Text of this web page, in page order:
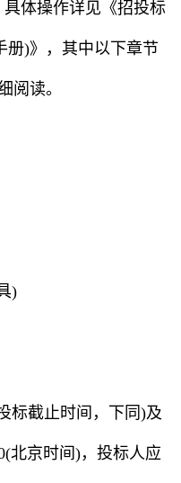
体操作详见《招投标
册)》，其中以下章节
阅读。
)
标截止时间，下同)及
北京时间)，投标人应